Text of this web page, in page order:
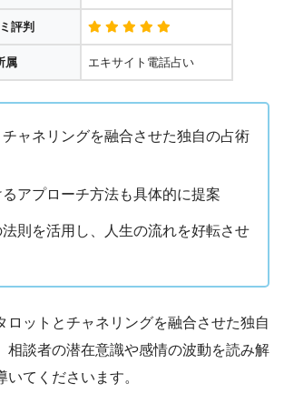
評判
属 エキサイト電話占い
チャネリングを融合させた独自の占術
アプローチ方法も具体的に提案
則を活用し、人生の流れを好転させ
ロットとチャネリングを融合させた独自
相談者の潜在意識や感情の波動を読み解
いてくださいます。